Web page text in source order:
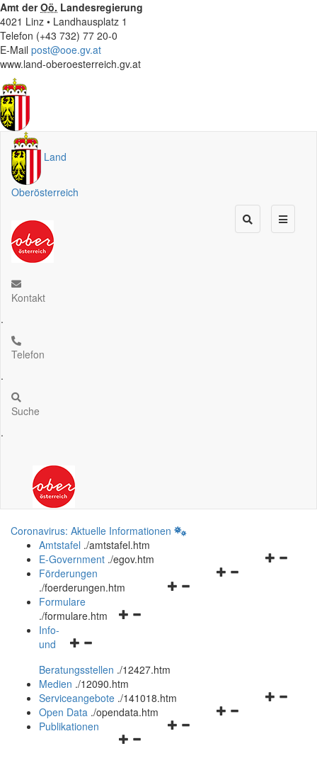
Amt derOö. Landesregierung
4021 Linz • Landhausplatz 1
Telefon (+43 732) 77 20-0
E-Mail post@ooe.gv.at
www.land-oberoesterreich.gv.at
Land
Oberösterreich
Kontakt
.
Telefon
.
Suche
.
Coronavirus: Aktuelle Informationen
Amtstafel ./amtstafel.htm
Navigationsmenü
E-Government ./egov.htm
Navigationsmenü
Förderungen
./foerderungen.htm
Navigationsmenü
Formulare
./formulare.htm
Navigationsmenü
und
schließen
Info-
und
Beratungsstellen ./12427.htm
Medien ./12090.htm
Navigationsmenü
Serviceangebote ./141018.htm
Navigationsmenü
Open Data ./opendata.htm
Navigationsmenü
Publikationen